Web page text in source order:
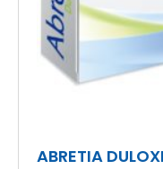
ABRETIA